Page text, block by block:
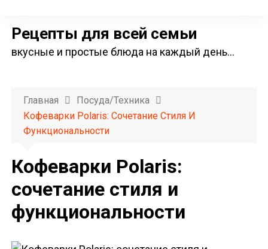
Рецепты для всей семьи
вкусные и простые блюда на каждый день…
Главная
Посуда/техника
Кофеварки Polaris: Сочетание Стиля И
Функциональности
Кофеварки Polaris:
сочетание стиля и
функциональности